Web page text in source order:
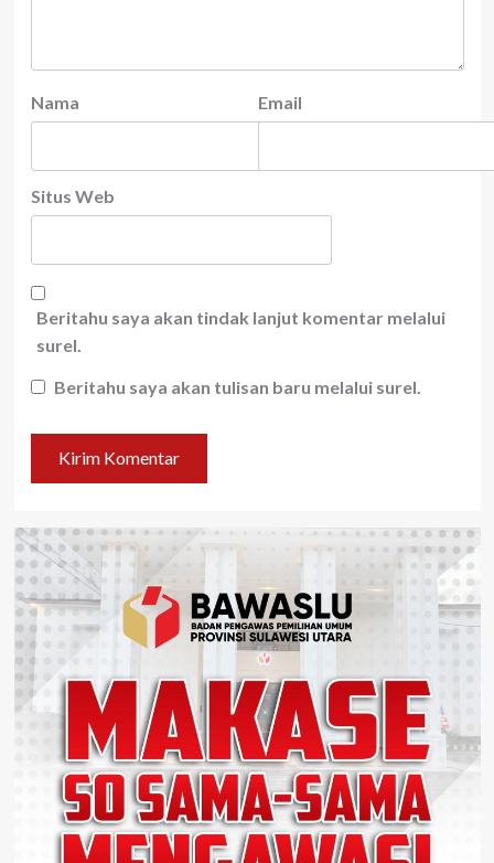
Nama Email
Situs Web
Beritahu saya akan tindak lanjut komentar melalui
surel.
Beritahu saya akan tulisan baru melalui surel.